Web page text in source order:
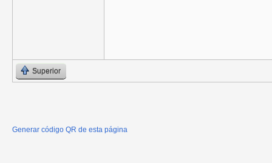
Superior
Generar código QR de esta página